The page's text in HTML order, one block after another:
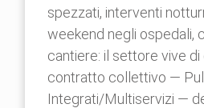
spezzati, interventi
weekend negli ospedali,
cantiere: il settore vive di
contratto collettivo —
Integrati/Multiservizi —